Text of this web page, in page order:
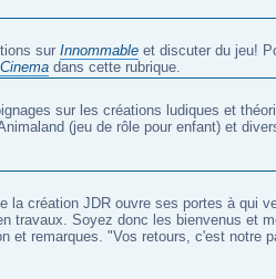
sur Innommable et discuter du jeu!
dans cette rubrique.
sur les créations ludiques et
(jeu de rôle pour enfant) et
la création JDR ouvre ses portes à qui
travaux. Soyez donc les bienvenus et
et remarques. "Vos retours, c'est notre